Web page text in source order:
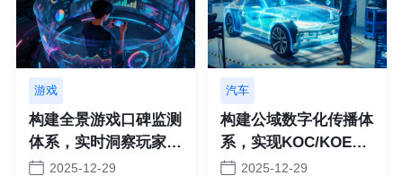
游戏
构建全景游戏口碑监测
体系，实时洞察玩家偏
好与体验痛点，升级玩
2025-12-29
汽车
构建公域数字化传播体
系，实现KOC/KOE高
效运营与口碑破圈
2025-12-29